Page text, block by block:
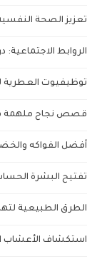
تعزيز الصحة
الروابط
توظيفيوت العطرية
قصص نجاح ملهمة
أفضل الفواكه
تفتيح البشرة
الطرق الطبيعية
استكشاف الأعشاب